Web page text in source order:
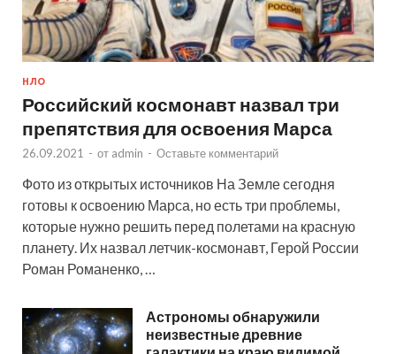
НЛО
Российский космонавт назвал три
препятствия для освоения Марса
26.09.2021 - от admin - Оставьте комментарий
Фото из открытых источников На Земле сегодня
готовы к освоению Марса, но есть три проблемы,
которые нужно решить перед полетами на красную
планету. Их назвал летчик-космонавт, Герой России
Роман Романенко, …
Астрономы обнаружили
неизвестные древние